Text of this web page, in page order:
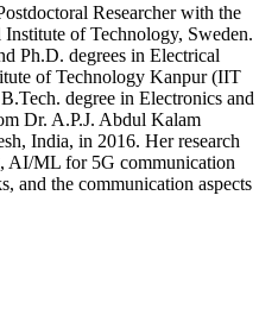
Researcher with the
of Technology, Sweden.
Ph.D. degrees in Electrical
of Technology Kanpur (IIT
degree in Electronics and
Dr. A.P.J. Abdul Kalam
India, in 2016. Her research
AI/ML for 5G communication
and the communication aspects